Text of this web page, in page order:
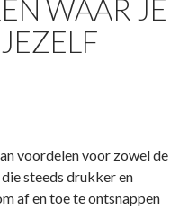
WAAR JE
voordelen voor zowel de
steeds drukker en
af en toe te ontsnappen